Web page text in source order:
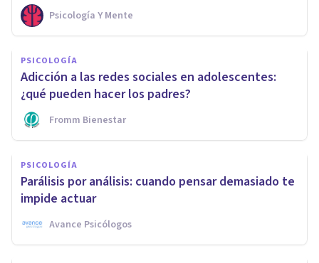
Psicología Y Mente
PSICOLOGÍA
Adicción a las redes sociales en adolescentes:
¿qué pueden hacer los padres?
Fromm Bienestar
PSICOLOGÍA
Parálisis por análisis: cuando pensar demasiado te
impide actuar
Avance Psicólogos